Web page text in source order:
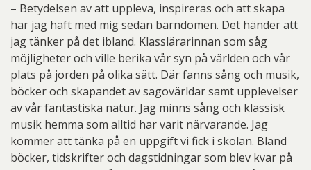
– Betydelsen av att uppleva, inspireras och att skapa
har jag haft med mig sedan barndomen. Det händer att
jag tänker på det ibland. Klasslärarinnan som såg
möjligheter och ville berika vår syn på världen och vår
plats på jorden på olika sätt. Där fanns sång och musik,
böcker och skapandet av sagovärldar samt upplevelser
av vår fantastiska natur. Jag minns sång och klassisk
musik hemma som alltid har varit närvarande. Jag
kommer att tänka på en uppgift vi fick i skolan. Bland
böcker, tidskrifter och dagstidningar som blev kvar på